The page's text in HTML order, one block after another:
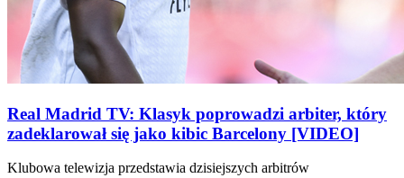
Real Madrid TV: Klasyk poprowadzi arbiter, który
zadeklarował się jako kibic Barcelony [VIDEO]
Klubowa telewizja przedstawia dzisiejszych arbitrów